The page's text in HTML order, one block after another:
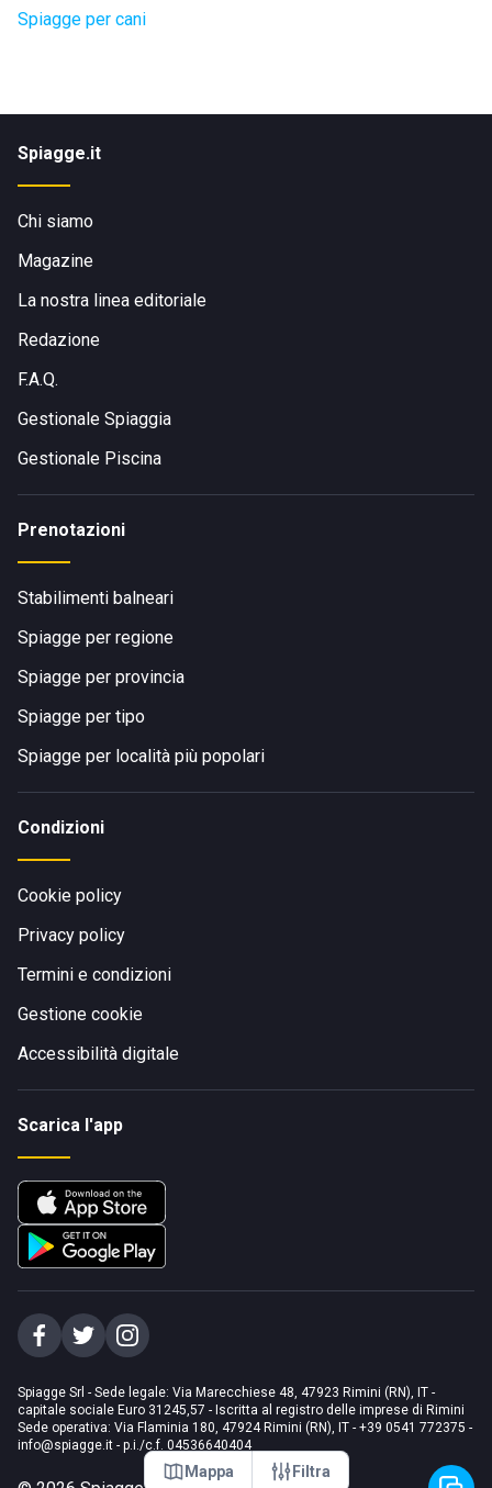
Mappa Filtra
Spiagge per cani
Spiagge.it
Chi siamo
Magazine
La nostra linea editoriale
Redazione
F.A.Q.
Gestionale Spiaggia
Gestionale Piscina
Prenotazioni
Stabilimenti balneari
Spiagge per regione
Spiagge per provincia
Spiagge per tipo
Spiagge per località più popolari
Condizioni
Cookie policy
Privacy policy
Termini e condizioni
Gestione cookie
Accessibilità digitale
Scarica l'app
Spiagge Srl - Sede legale: Via Marecchiese 48, 47923 Rimini (RN), IT -
capitale sociale Euro 31245,57 - Iscritta al registro delle imprese di Rimini
Sede operativa: Via Flaminia 180, 47924 Rimini (RN), IT - +39 0541 772375 -
info@spiagge.it - p.i./c.f. 04536640404